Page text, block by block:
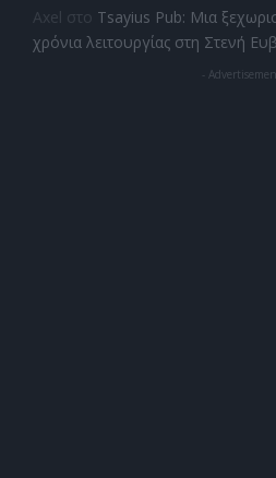
Axel στο Tsayius Pub: Μια
χρόνια λειτουργίας στη Στενή
-